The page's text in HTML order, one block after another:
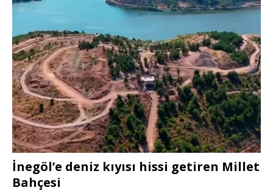
İnegöl’e deniz kıyısı hissi getiren Millet
Bahçesi